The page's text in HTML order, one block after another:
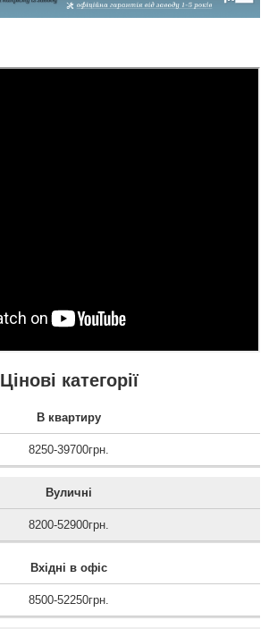
Цінові категорії
В квартиру
8250-39700грн.
Вуличні
8200-52900грн.
Вхідні в офіс
8500-52250грн.